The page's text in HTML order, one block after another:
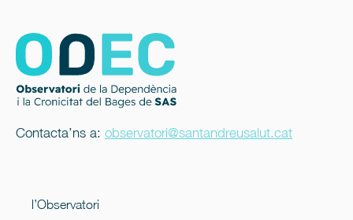
Contacta’ns a: observatori@santandreusalut.cat
l’Observatori